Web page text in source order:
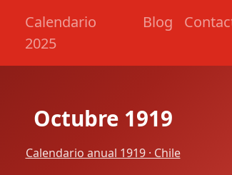
Calendario
2025
Blog
Octubre 1919
Calendario anual 1919 · Chile